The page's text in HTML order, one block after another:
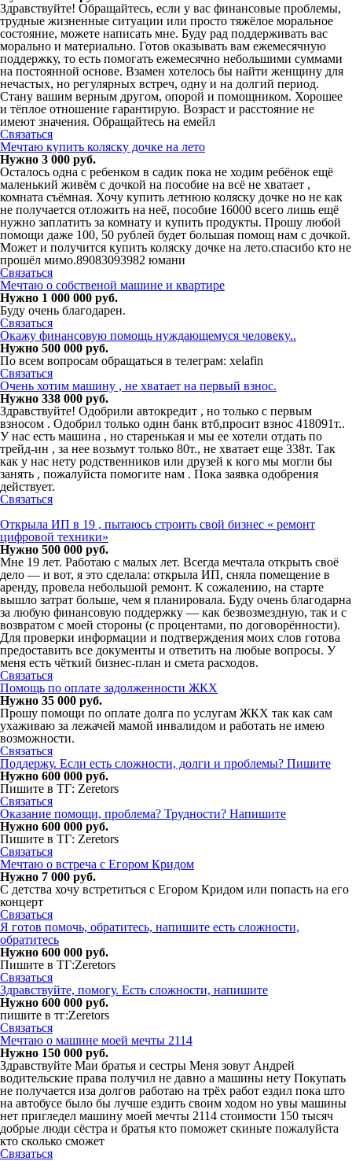
Здравствуйте! Обращайтесь, если у вас финансовые проблемы,
трудные жизненные ситуации или просто тяжёлое моральное
состояние, можете написать мне. Буду рад поддерживать вас
морально и материально. Готов оказывать вам ежемесячную
поддержку, то есть помогать ежемесячно небольшими суммами
на постоянной основе. Взамен хотелось бы найти женщину для
нечастых, но регулярных встреч, одну и на долгий период.
Стану вашим верным другом, опорой и помощником. Хорошее
и тёплое отношение гарантирую. Возраст и расстояние не
имеют значения. Обращайтесь на емейл
Связаться
Мечтаю купить коляску дочке на лето
Нужно 3 000 руб.
Осталось одна с ребенком в садик пока не ходим ребёнок ещё
маленький живём с дочкой на пособие на всё не хватает ,
комната съёмная. Хочу купить летнюю коляску дочке но не как
не получается отложить на неё, пособие 16000 всего лишь ещё
нужно заплатить за комнату и купить продукты. Прошу любой
помощи даже 100, 50 рублей будет большая помощ нам с дочкой.
Может и получится купить коляску дочке на лето.спасибо кто не
прошёл мимо.89083093982 юмани
Связаться
Мечтаю о собственой машине и квартире
Нужно 1 000 000 руб.
Буду очень благодарен.
Связаться
Окажу финансовую пoмoщь нyждaющeмуcя челoвeкy..
Нужно 500 000 руб.
По всем вопросам обращаться в телегрaм: xelafin
Связаться
Очень хотим машину , не хватает на первый взнос.
Нужно 338 000 руб.
Здравствуйте! Одобрили автокредит , но только с первым
взносом . Одобрил только один банк втб,просит взнос 418091т..
У нас есть машина , но старенькая и мы ее хотели отдать по
трейд-ин , за нее возьмут только 80т., не хватает еще 338т. Так
как у нас нету родственников или друзей к кого мы могли бы
занять , пожалуйста помогите нам . Пока заявка одобрения
действует.
Связаться
Открыла ИП в 19 , пытаюсь строить свой бизнес « ремонт
цифровой техники»
Нужно 500 000 руб.
Мне 19 лет. Работаю с малых лет. Всегда мечтала открыть своё
дело — и вот, я это сделала: открыла ИП, сняла помещение в
аренду, провела небольшой ремонт. К сожалению, на старте
вышло затрат больше, чем я планировала. Буду очень благодарна
за любую финансовую поддержку — как безвозмездную, так и с
возвратом с моей стороны (с процентами, по договорённости).
Для проверки информации и подтверждения моих слов готова
предоставить все документы и ответить на любые вопросы. У
меня есть чёткий бизнес-план и смета расходов.
Связаться
Помощь по оплате задолженности ЖКХ
Нужно 35 000 руб.
Прошу помощи по оплате долга по услугам ЖКХ так как сам
ухаживаю за лежачей мамой инвалидом и работать не имею
возможности.
Связаться
Поддержу. Если есть сложности, долги и проблемы? Пишите
Нужно 600 000 руб.
Пишите в ТГ: Zeretors
Связаться
Оказание помощи, проблема? Трудности? Напишите
Нужно 600 000 руб.
Пишите в ТГ: Zeretors
Связаться
Мечтаю о встреча с Егором Кридом
Нужно 7 000 руб.
С детства хочу встретиться с Егором Кридом или попасть на его
концерт
Связаться
Я готов помочь, обратитесь, напишите есть сложности,
обратитесь
Нужно 600 000 руб.
Пишите в ТГ:Zeretors
Связаться
Здравствуйте, помогу. Есть сложности, напишите
Нужно 600 000 руб.
пишите в тг:Zeretors
Связаться
Мечтаю о машине моей мечты 2114
Нужно 150 000 руб.
Здравствуйте Маи братья и сестры Меня зовут Андрей
водительские права получил не давно а машины нету Покупать
не получается иза долгов работаю на трëх работ ездил пока што
на автобусе было бы лучше ездить своим ходом но увы машины
нет пригледел машину моей мечты 2114 стоимости 150 тысяч
добрые люди сëстра и братья кто поможет скиньте пожалуйста
кто сколько сможет
Связаться